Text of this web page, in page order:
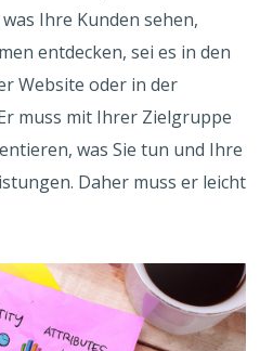
Ihre Kunden sehen,
entdecken, sei es in den
Website oder in der
muss mit Ihrer Zielgruppe
was Sie tun und Ihre
Daher muss er leicht